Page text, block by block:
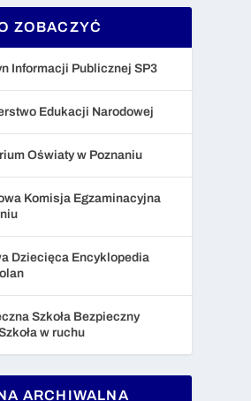
ZOBACZYĆ
Informacji Publicznej SP3
Edukacji Narodowej
Oświaty w Poznaniu
Komisja Egzaminacyjna
Dziecięca Encyklopedia
Szkoła Bezpieczny
w ruchu
ARCHIWALNA